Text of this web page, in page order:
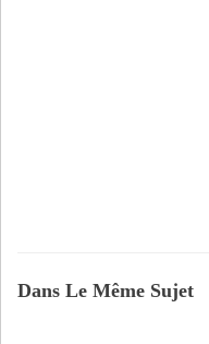
Dans Le Même Sujet